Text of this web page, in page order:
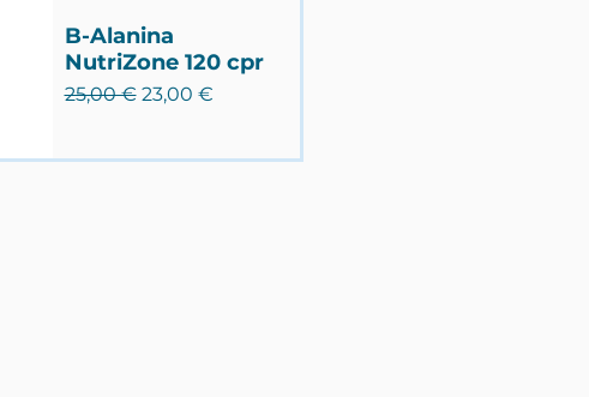
B-Alanina
NutriZone 120 cpr
Prezzo regolare
25,00 € Prezzo scontato
23,00 €